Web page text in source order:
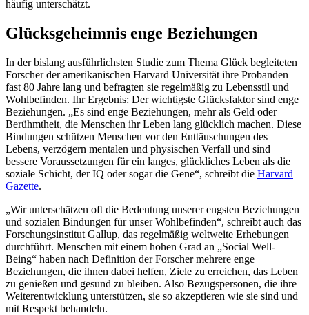
häufig unterschätzt.
Glücksgeheimnis enge Beziehungen
In der bislang ausführlichsten Studie zum Thema Glück begleiteten
Forscher der amerikanischen Harvard Universität ihre Probanden
fast 80 Jahre lang und befragten sie regelmäßig zu Lebensstil und
Wohlbefinden. Ihr Ergebnis: Der wichtigste Glücksfaktor sind enge
Beziehungen. „Es sind enge Beziehungen, mehr als Geld oder
Berühmtheit, die Menschen ihr Leben lang glücklich machen. Diese
Bindungen schützen Menschen vor den Enttäuschungen des
Lebens, verzögern mentalen und physischen Verfall und sind
bessere Voraussetzungen für ein langes, glückliches Leben als die
soziale Schicht, der IQ oder sogar die Gene“, schreibt die Harvard
Gazette.
„Wir unterschätzen oft die Bedeutung unserer engsten Beziehungen
und sozialen Bindungen für unser Wohlbefinden“, schreibt auch das
Forschungsinstitut Gallup, das regelmäßig weltweite Erhebungen
durchführt. Menschen mit einem hohen Grad an „Social Well-
Being“ haben nach Definition der Forscher mehrere enge
Beziehungen, die ihnen dabei helfen, Ziele zu erreichen, das Leben
zu genießen und gesund zu bleiben. Also Bezugspersonen, die ihre
Weiterentwicklung unterstützen, sie so akzeptieren wie sie sind und
mit Respekt behandeln.